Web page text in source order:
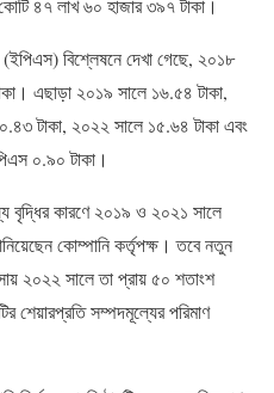
৪৭ লাখ ৬০ হাজার ৩৯৭ টাকা।
বিশ্লেষনে দেখা গেছে, ২০১৮
এছাড়া ২০১৯ সালে ১৬.৫৪ টাকা,
টাকা, ২০২২ সালে ১৫.৬৪ টাকা এবং
০.৯০ টাকা।
বৃদ্ধির কারণে ২০১৯ ও ২০২১ সালে
কোম্পানি কর্তৃপক্ষ। তবে নতুন
২০২২ সালে তা প্রায় ৫০ শতাংশ
শেয়ারপ্রতি সম্পদমূল্যের পরিমাণ